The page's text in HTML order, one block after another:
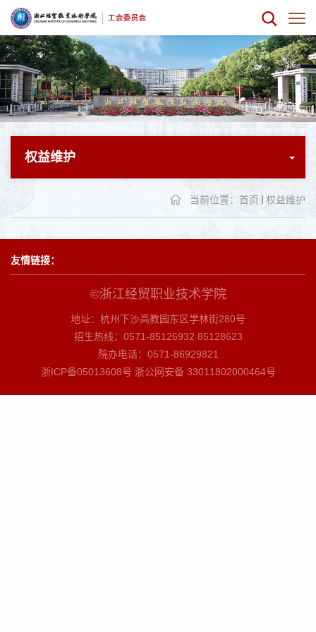
权益维护
当前位置： 首页 权益维护
友情链接：
©浙江经贸职业技术学院
地址：杭州下沙高教园东区学林街280号
招生热线：0571-85126932 85128623
院办电话：0571-86929821
浙ICP备05013608号 浙公网安备 33011802000464号